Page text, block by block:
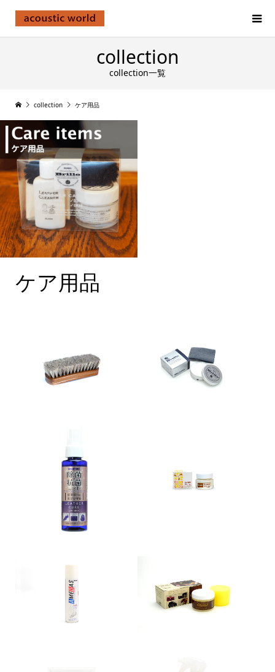
collection
collection一覧
collection ケア用品
通販サイトへのリンクは
元画面から
ケア用品